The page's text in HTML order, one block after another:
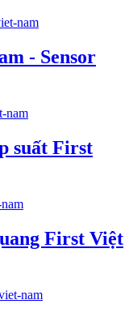
- Sensor
suất First
First Việt